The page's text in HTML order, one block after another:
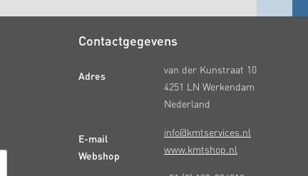
Contactgegevens
Adres
E-mail
Webshop
van der Kunstraat 10
4251 LN Werkendam
Nederland
info@kmtservices.nl
www.kmtshop.nl